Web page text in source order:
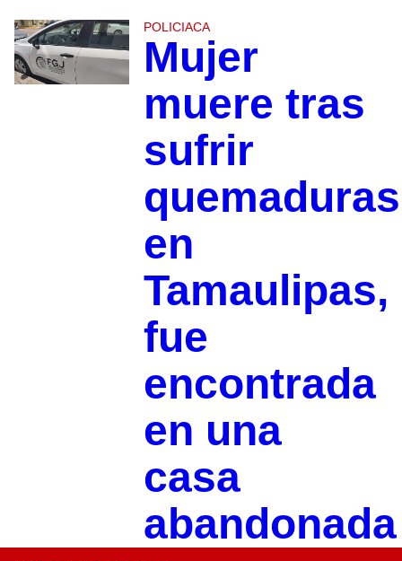
POLICIACA
Mujer
muere tras
sufrir
quemaduras
en
Tamaulipas,
fue
encontrada
en una
casa
abandonada